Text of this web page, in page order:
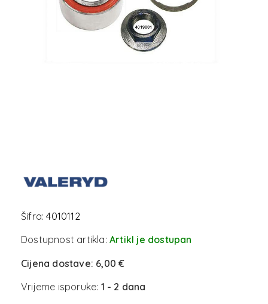
Šifra:4010112
Dostupnost artikla: Artikl je dostupan
Cijena dostave: 6,00 €
Vrijeme isporuke: 1 - 2 dana